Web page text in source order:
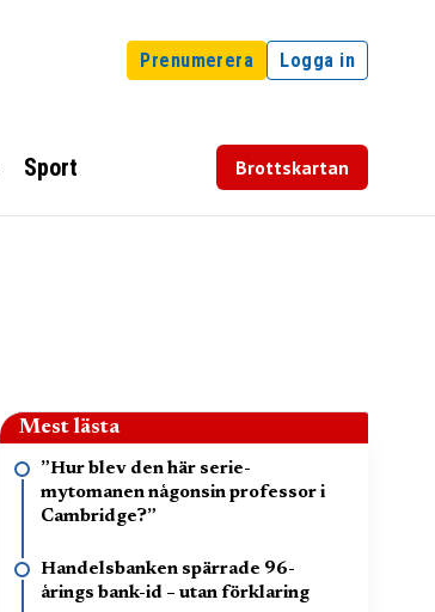
Prenumerera Logga in
Sport Brottskartan
Mest lästa
”Hur blev den här serie-
mytomanen någonsin professor i
Cambridge?”
Handelsbanken spärrade 96-
årings bank-id – utan förklaring